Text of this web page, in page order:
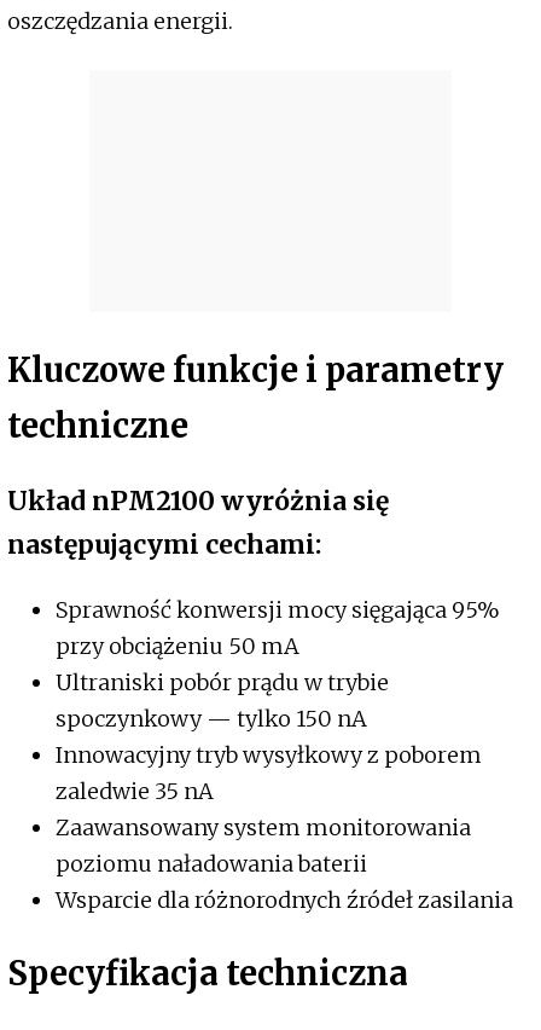
oszczędzania energii.
Kluczowe funkcje i parametry
techniczne
Układ nPM2100 wyróżnia się
następującymi cechami:
Sprawność konwersji mocy sięgająca 95%
przy obciążeniu 50 mA
Ultraniski pobór prądu w trybie
spoczynkowy — tylko 150 nA
Innowacyjny tryb wysyłkowy z poborem
zaledwie 35 nA
Zaawansowany system monitorowania
poziomu naładowania baterii
Wsparcie dla różnorodnych źródeł zasilania
Specyfikacja techniczna